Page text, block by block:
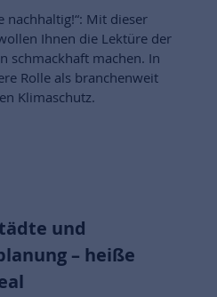
nachhaltig!“: Mit dieser
Ihnen die Lektüre der
schmackhaft machen. In
Rolle als branchenweit
Klimaschutz.
und
– heiße